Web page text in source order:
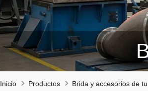
Inicio Productos Brida y accesorios de